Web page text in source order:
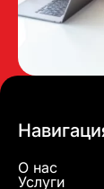
О нас
Услуги